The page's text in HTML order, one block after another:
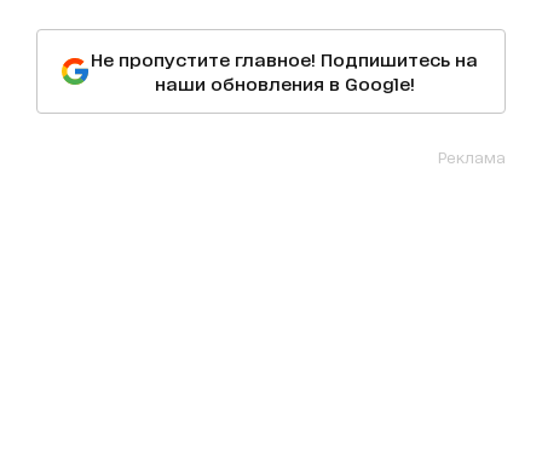
Не пропустите главное! Подпишитесь на
наши обновления в Google!
Реклама